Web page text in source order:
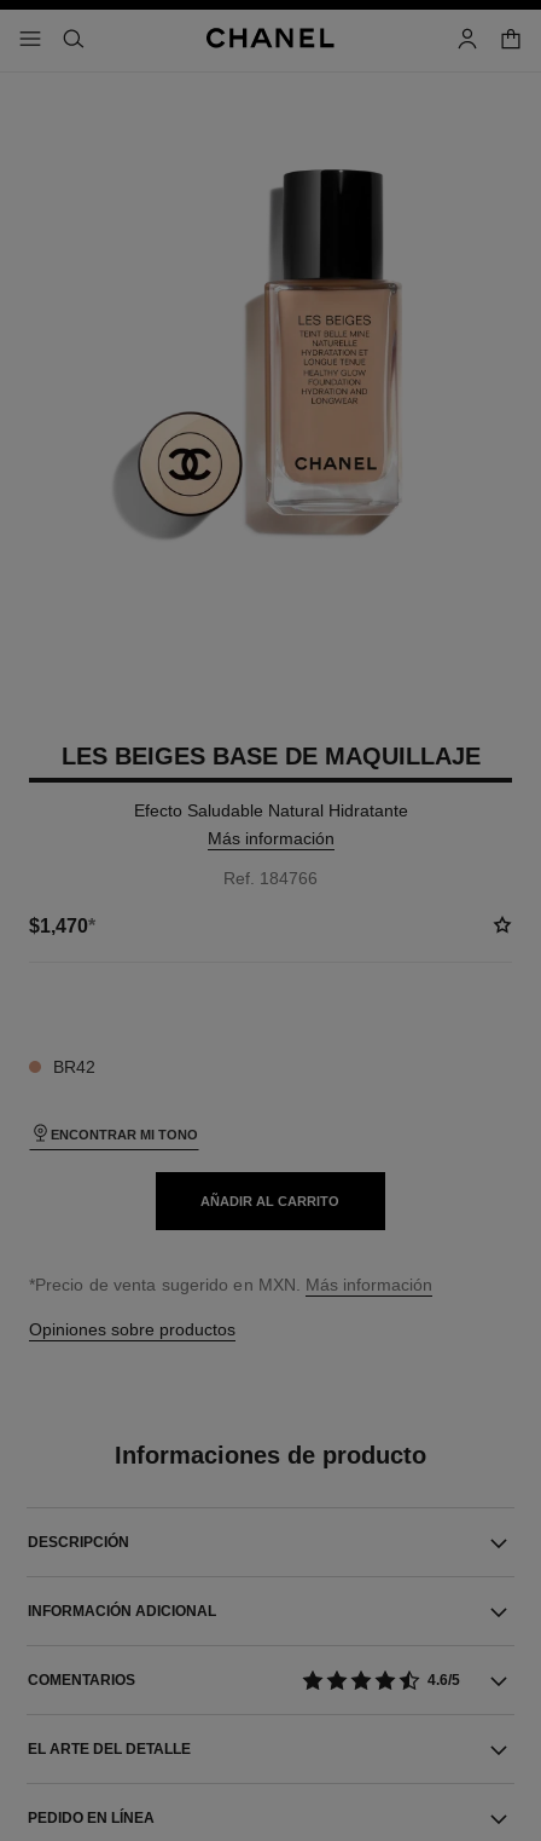
- navegación principal
buscar cuenta
carrito
LES BEIGES BASE DE MAQUILLAJE
Efecto Saludable Natural Hidratante
Más información
Ref. 184766
$1,470*
BR42
ENCONTRAR MI TONO
AÑADIR AL CARRITO
↩
*Precio de venta sugerido en MXN. Más información
Opiniones sobre productos
Informaciones de producto
DESCRIPCIÓN
INFORMACIÓN ADICIONAL
COMENTARIOS 4.6/5
EL ARTE DEL DETALLE
PEDIDO EN LÍNEA